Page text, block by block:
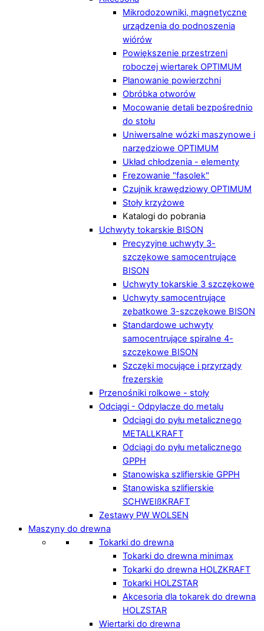
Mikrodozowniki, magnetyczne
urządzenia do podnoszenia
wiórów
Powiększenie przestrzeni
roboczej wiertarek OPTIMUM
Planowanie powierzchni
Obróbka otworów
Mocowanie detali bezpośrednio
do stołu
Uniwersalne wózki maszynowe i
narzędziowe OPTIMUM
Układ chłodzenia - elementy
Frezowanie "fasolek"
Czujnik krawędziowy OPTIMUM
Stoły krzyżowe
Katalogi do pobrania
Uchwyty tokarskie BISON
Precyzyjne uchwyty 3-
szczękowe samocentrujące
BISON
Uchwyty tokarskie 3 szczękowe
Uchwyty samocentrujące
zębatkowe 3-szczękowe BISON
Standardowe uchwyty
samocentrujące spiralne 4-
szczękowe BISON
Szczęki mocujące i przyrządy
frezerskie
Przenośniki rolkowe - stoły
Odciągi - Odpylacze do metalu
Odciągi do pyłu metalicznego
METALLKRAFT
Odciągi do pyłu metalicznego
GPPH
Stanowiska szlifierskie GPPH
Stanowiska szlifierskie
SCHWEIßKRAFT
Zestawy PW WOLSEN
Maszyny do drewna
Tokarki do drewna
Tokarki do drewna minimax
Tokarki do drewna HOLZKRAFT
Tokarki HOLZSTAR
Akcesoria dla tokarek do drewna
HOLZSTAR
Wiertarki do drewna